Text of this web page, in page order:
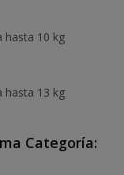
hasta 10 kg
hasta 13 kg
Categoría: